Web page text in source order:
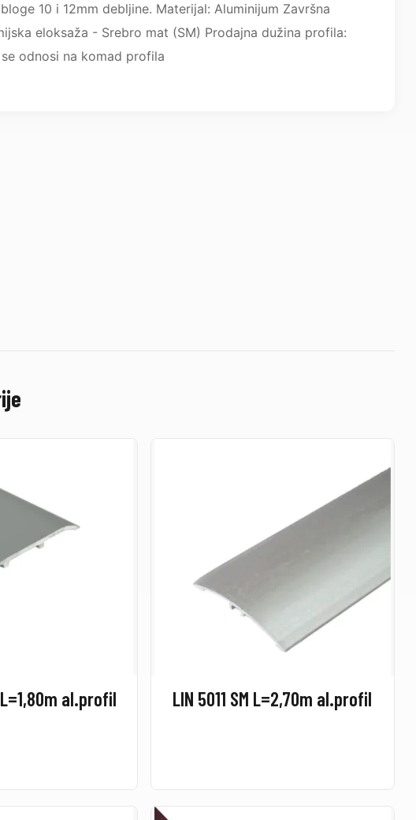
10 i 12mm debljine. Materijal: Aluminijum Završna
eloksaža - Srebro mat (SM) Prodajna dužina profila:
odnosi na komad profila
al.profil LIN 5011 SM L=2,70m al.profil